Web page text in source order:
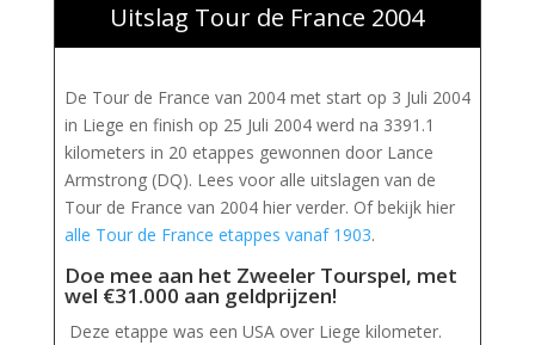
Uitslag Tour de France 2004
De Tour de France van 2004 met start op 3 Juli 2004
in Liege en finish op 25 Juli 2004 werd na 3391.1
kilometers in 20 etappes gewonnen door Lance
Armstrong (DQ). Lees voor alle uitslagen van de
Tour de France van 2004 hier verder. Of bekijk hier
alle Tour de France etappes vanaf 1903.
Doe mee aan het Zweeler Tourspel, met
wel €31.000 aan geldprijzen!
Deze etappe was een USA over Liege kilometer.